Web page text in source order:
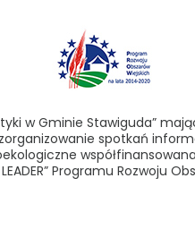
w Gminie Stawiguda”
spotkań
Programu Rozwoju